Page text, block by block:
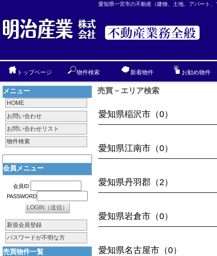
愛知県一宮市の不動産（建物、土地、アパート
トップページ 物件検索 新着物件 お勧め物件
メニュー
HOME
お問い合わせ
お問い合わせリスト
物件検索
会員メニュー
会員ID
PASSWORD
新規会員登録
パスワードが不明な方
売買物件一覧
売買－エリア検索
愛知県稲沢市（0）
愛知県江南市（0）
愛知県丹羽郡（2）
愛知県岩倉市（0）
愛知県名古屋市（0）